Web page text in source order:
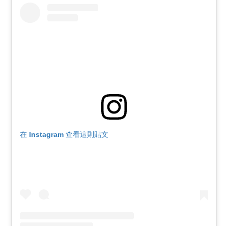
在 Instagram 查看這則貼文